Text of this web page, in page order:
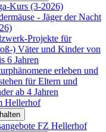
Kurs (3-2026)
- Jäger der Nacht
Projekte für
) Väter und Kinder von
6 Jahren
erleben und
für Eltern und
ab 4 Jahren
Hellerhof
FZ Hellerhof